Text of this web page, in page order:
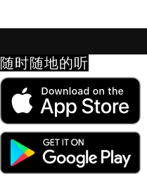
随时随地的听